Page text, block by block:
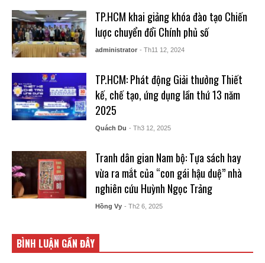
TP.HCM khai giảng khóa đào tạo Chiến
lược chuyển đổi Chính phủ số
administrator - Th11 12, 2024
TP.HCM: Phát động Giải thưởng Thiết
kế, chế tạo, ứng dụng lần thứ 13 năm
2025
Quách Du - Th3 12, 2025
Tranh dân gian Nam bộ: Tựa sách hay
vừa ra mắt của “con gái hậu duệ” nhà
nghiên cứu Huỳnh Ngọc Trảng
Hồng Vy - Th2 6, 2025
BÌNH LUẬN GẦN ĐÂY